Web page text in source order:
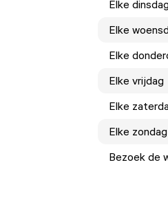
Elke dinsdag
Elke
Elke
Elke vrijdag
Elke
Elke zondag
Bezoek de